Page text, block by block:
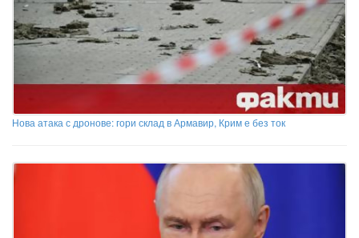
Нова атака с дронове: гори склад в Армавир, Крим е без ток